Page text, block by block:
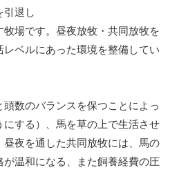
引退し
場です。昼夜放牧・共同放牧を
ベルにあった環境を整備してい
数のバランスを保つことによっ
する）、馬を草の上で生活させ
昼夜を通した共同放牧には、馬の
が温和になる、また飼養経費の圧